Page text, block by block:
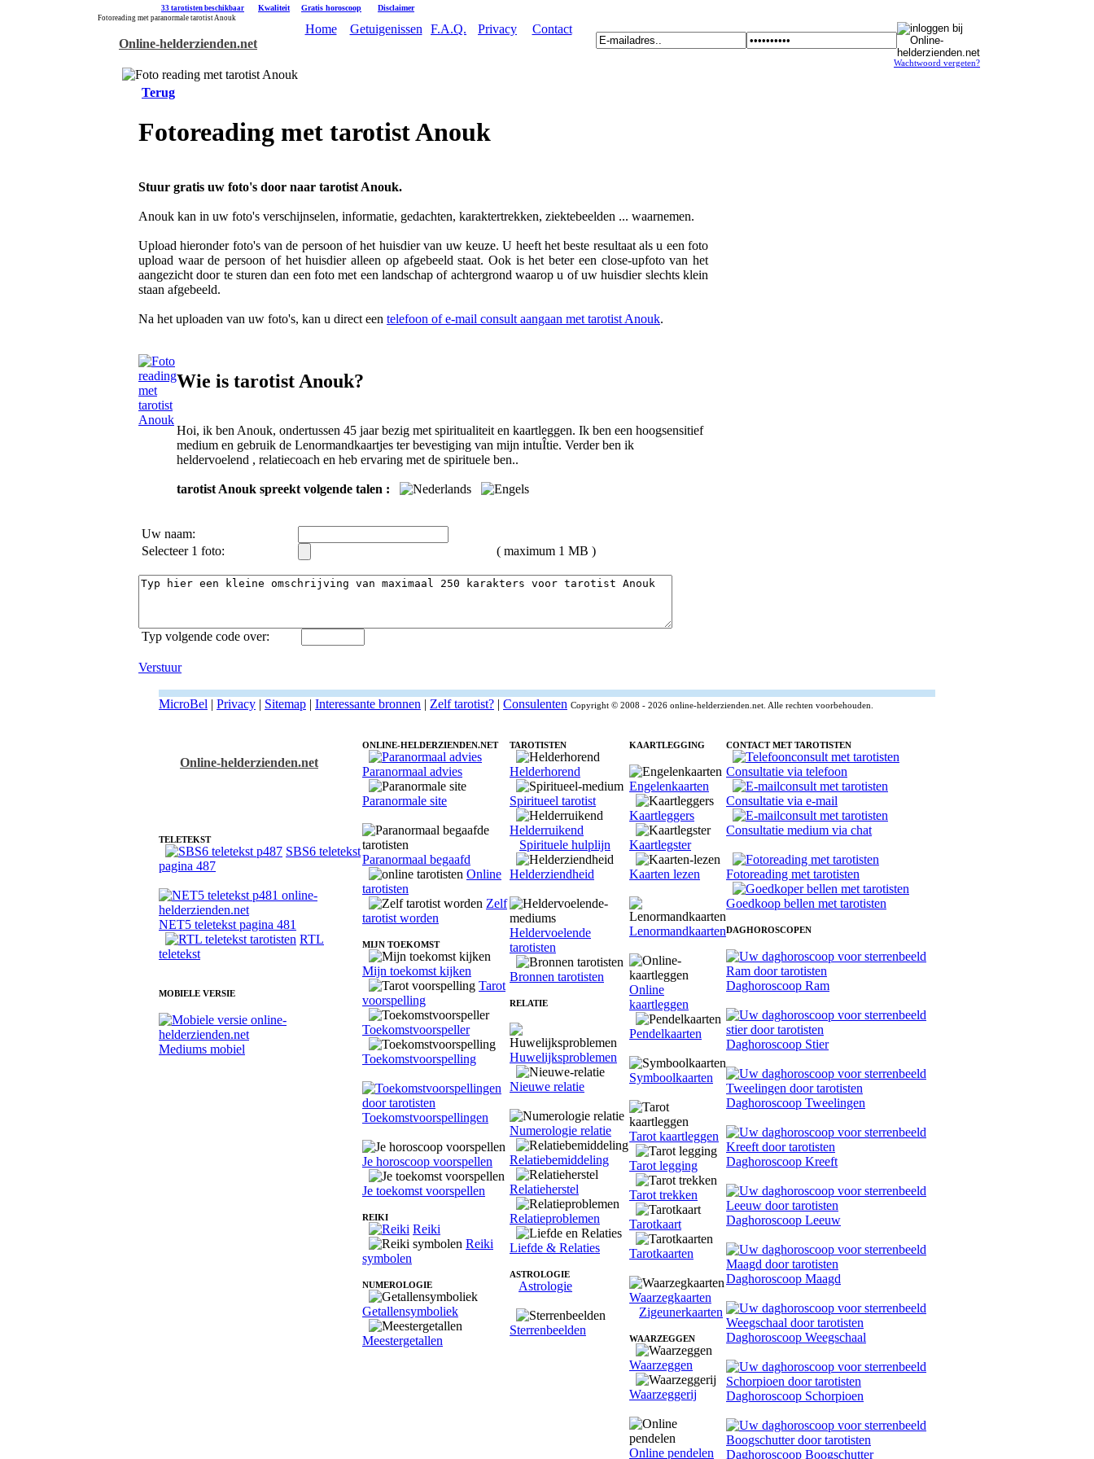
33 tarotisten beschikbaar Kwaliteit Gratis horoscoop Disclaimer
Fotoreading met paranormale tarotist Anouk
Online-helderzienden.net
Home Getuigenissen F.A.Q. Privacy Contact
Wachtwoord vergeten?
Terug
Fotoreading met tarotist Anouk
Stuur gratis uw foto's door naar tarotist Anouk.
Anouk kan in uw foto's verschijnselen, informatie, gedachten, karaktertrekken, ziektebeelden ... waarnemen.
Upload hieronder foto's van de persoon of het huisdier van uw keuze. U heeft het beste resultaat als u een foto
upload waar de persoon of het huisdier alleen op afgebeeld staat. Ook is het beter een close-upfoto van het
aangezicht door te sturen dan een foto met een landschap of achtergrond waarop u of uw huisdier slechts klein
staan afgebeeld.
Na het uploaden van uw foto's, kan u direct een telefoon of e-mail consult aangaan met tarotist Anouk.
Wie is tarotist Anouk?
Hoi, ik ben Anouk, ondertussen 45 jaar bezig met spiritualiteit en kaartleggen. Ik ben een hoogsensitief
medium en gebruik de Lenormandkaartjes ter bevestiging van mijn intuÎtie. Verder ben ik
heldervoelend , relatiecoach en heb ervaring met de spirituele ben..
tarotist Anouk spreekt volgende talen :
Uw naam:
Selecteer 1 foto:
( maximum 1 MB )
Typ volgende code over:
Verstuur
MicroBel | Privacy | Sitemap | Interessante bronnen | Zelf tarotist? | Consulenten Copyright © 2008 - 2026 online-helderzienden.net. Alle rechten voorbehouden.
Online-helderzienden.net
TELETEKST
SBS6 teletekst
pagina 487
NET5 teletekst pagina 481
RTL
teletekst
MOBIELE VERSIE
Mediums mobiel
ONLINE-HELDERZIENDEN.NET
Paranormaal advies
Paranormale site
Paranormaal begaafd
Online
tarotisten
Zelf
tarotist worden
MIJN TOEKOMST
Mijn toekomst kijken
Tarot
voorspelling
Toekomstvoorspeller
Toekomstvoorspelling
Toekomstvoorspellingen
Je horoscoop voorspellen
Je toekomst voorspellen
REIKI
Reiki
Reiki
symbolen
NUMEROLOGIE
Getallensymboliek
Meestergetallen
TAROTISTEN
Helderhorend
Spiritueel tarotist
Helderruikend
Spirituele hulplijn
Helderziendheid
Heldervoelende
tarotisten
Bronnen tarotisten
RELATIE
Huwelijksproblemen
Nieuwe relatie
Numerologie relatie
Relatiebemiddeling
Relatieherstel
Relatieproblemen
Liefde & Relaties
ASTROLOGIE
Astrologie
Sterrenbeelden
KAARTLEGGING
Engelenkaarten
Kaartleggers
Kaartlegster
Kaarten lezen
Lenormandkaarten
Online
kaartleggen
Pendelkaarten
Symboolkaarten
Tarot kaartleggen
Tarot legging
Tarot trekken
Tarotkaart
Tarotkaarten
Waarzegkaarten
Zigeunerkaarten
WAARZEGGEN
Waarzeggen
Waarzeggerij
Online pendelen
CONTACT MET TAROTISTEN
Consultatie via telefoon
Consultatie via e-mail
Consultatie medium via chat
Fotoreading met tarotisten
Goedkoop bellen met tarotisten
DAGHOROSCOPEN
Daghoroscoop Ram
Daghoroscoop Stier
Daghoroscoop Tweelingen
Daghoroscoop Kreeft
Daghoroscoop Leeuw
Daghoroscoop Maagd
Daghoroscoop Weegschaal
Daghoroscoop Schorpioen
Daghoroscoop Boogschutter